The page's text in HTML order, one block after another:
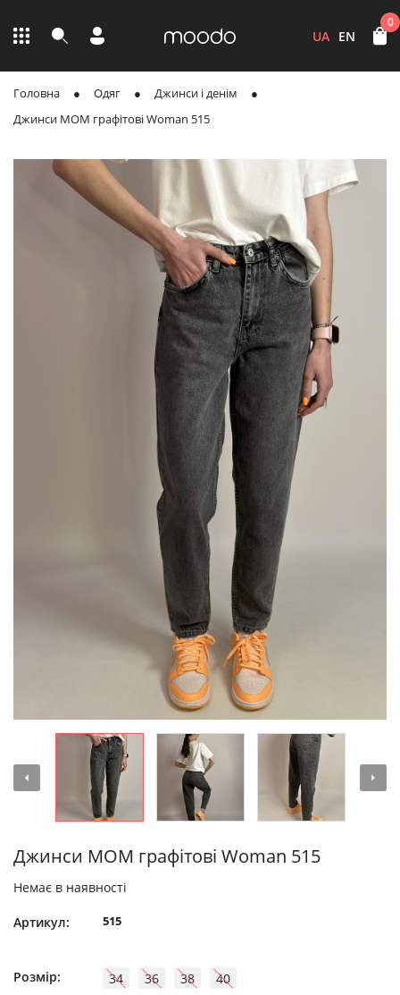
UA EN
0
Головна Одяг
Джинси і денім
Джинси MOM графітові Woman 515
Джинси MOM графітові Woman 515
Немає в наявності
Артикул: 515
Розмір: 34 36 38 40